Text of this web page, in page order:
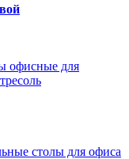
офисные для
столы для офиса